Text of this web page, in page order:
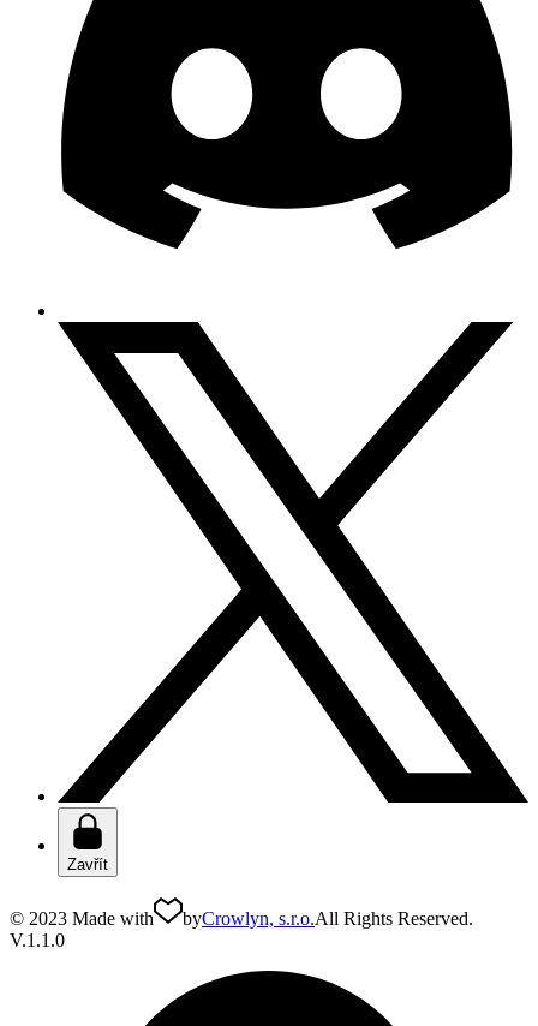
Zavřít
© 2023 Made with byCrowlyn, s.r.o.All Rights Reserved.
V.1.1.0